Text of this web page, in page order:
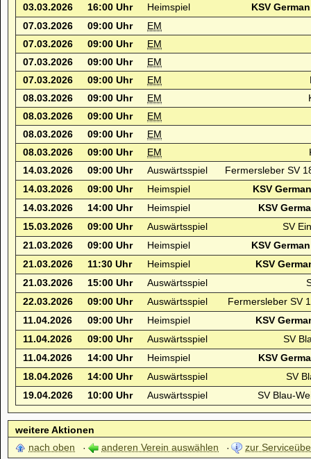
03.03.2026
16:00 Uhr Heimspiel
KSV
07.03.2026
09:00 Uhr
EM
07.03.2026
09:00 Uhr
EM
07.03.2026
09:00 Uhr EM
07.03.2026
09:00 Uhr EM
08.03.2026
09:00 Uhr EM
08.03.2026
09:00 Uhr
EM
08.03.2026
09:00 Uhr EM
08.03.2026
09:00 Uhr EM
14.03.2026
09:00 Uhr Auswärtsspiel
Fermersleber SV
14.03.2026
09:00 Uhr Heimspiel
KSV
14.03.2026
14:00 Uhr Heimspiel
KSV
15.03.2026
09:00 Uhr Auswärtsspiel
SV
21.03.2026
09:00 Uhr Heimspiel
KSV
21.03.2026
11:30 Uhr Heimspiel
KSV
21.03.2026
15:00 Uhr Auswärtsspiel
22.03.2026
09:00 Uhr Auswärtsspiel
Fermersleber SV
11.04.2026
09:00 Uhr Heimspiel
KSV
11.04.2026
09:00 Uhr Auswärtsspiel
SV
11.04.2026
14:00 Uhr Heimspiel
KSV
18.04.2026
14:00 Uhr Auswärtsspiel
SV
19.04.2026
10:00 Uhr Auswärtsspiel SV Blau-
weitere Aktionen
nach oben
anderen Verein auswählen zur